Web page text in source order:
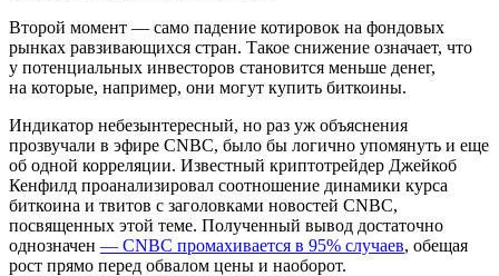
Второй момент — само падение котировок на фондовых
рынках равзивающихся стран. Такое снижение означает, что
у потенциальных инвесторов становится меньше денег,
на которые, например, они могут купить биткоины.
Индикатор небезынтересный, но раз уж объяснения
прозвучали в эфире CNBC, было бы логично упомянуть и еще
об одной корреляции. Известный криптотрейдер Джейкоб
Кенфилд проанализировал соотношение динамики курса
биткоина и твитов с заголовками новостей CNBC,
посвященных этой теме. Полученный вывод достаточно
однозначен — CNBC промахивается в 95% случаев, обещая
рост прямо перед обвалом цены и наоборот.